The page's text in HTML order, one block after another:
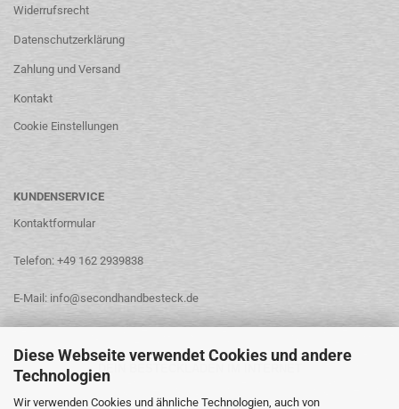
Diese Webseite verwendet Cookies und andere
Technologien
Wir verwenden Cookies und ähnliche Technologien, auch von
Widerrufsrecht
Datenschutzerklärung
Zahlung und Versand
Kontakt
Cookie Einstellungen
KUNDENSERVICE
Kontaktformular
Telefon: +49 162 2939838
E-Mail: info@secondhandbesteck.de